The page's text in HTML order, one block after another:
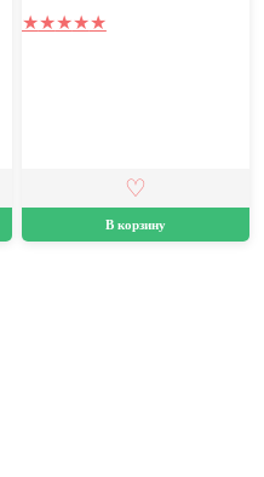
★★★★★
В корзину